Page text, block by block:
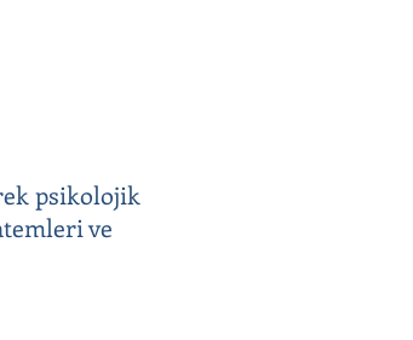
psikolojik
ve